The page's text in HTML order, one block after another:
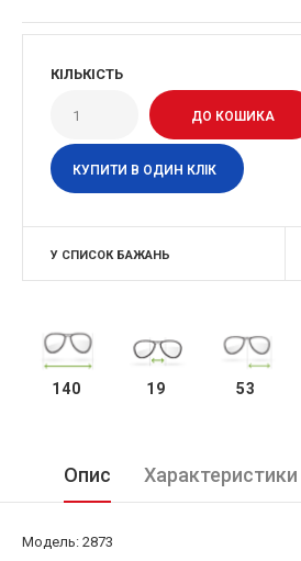
КІЛЬКІСТЬ
КУПИТИ В ОДИН КЛІК
У СПИСОК БАЖАНЬ
140 19 53
Опис Характеристики
Модель: 2873